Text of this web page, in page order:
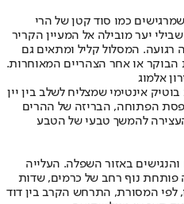
כמו סוד קטן של הרי
יער מובילה אל המעיין הקריר
המסלול קליל ומתאים גם
או אחר הצהריים המאוחרות.
אלמוג
אינטימי שמצליח לשלב בין יין
הפתוחה, הבריזה של ההרים
להמשך טבעי של הטבע
באזור השפלה. העלייה
נוף רחב של כרמים, שדות
לפי המסורת, התרחש הקרב בין דוד